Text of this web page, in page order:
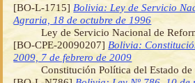
[BO-L-1715] Bolivia: Ley de Servicio
Agraria, 18 de octubre de 1996
Ley de Servicio Nacional de
[BO-CPE-20090207] Bolivia:
2009, 7 de febrero de 2009
Constitución Política del Estado de